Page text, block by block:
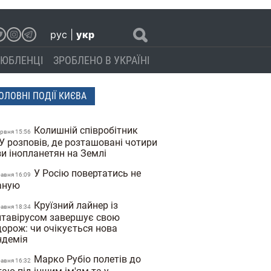
рус укр
ЗРОБЛЕНО В УКРАЇНІ
ПОДІЇ КИЄВА
15:56
Колишній співробітник
розповів, де розташовані чотири
інопланетян на Землі
16:09 У Росію повертатись не
18:34 Круїзний лайнер із
завершує свою
чи очікується нова
16:32
Марко Рубіо полетів до